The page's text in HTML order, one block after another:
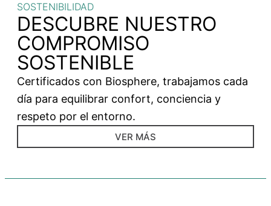
SOSTENIBILIDAD
DESCUBRE NUESTRO
COMPROMISO
SOSTENIBLE
Certificados con Biosphere, trabajamos cada
día para equilibrar confort, conciencia y
respeto por el entorno.
VER MÁS